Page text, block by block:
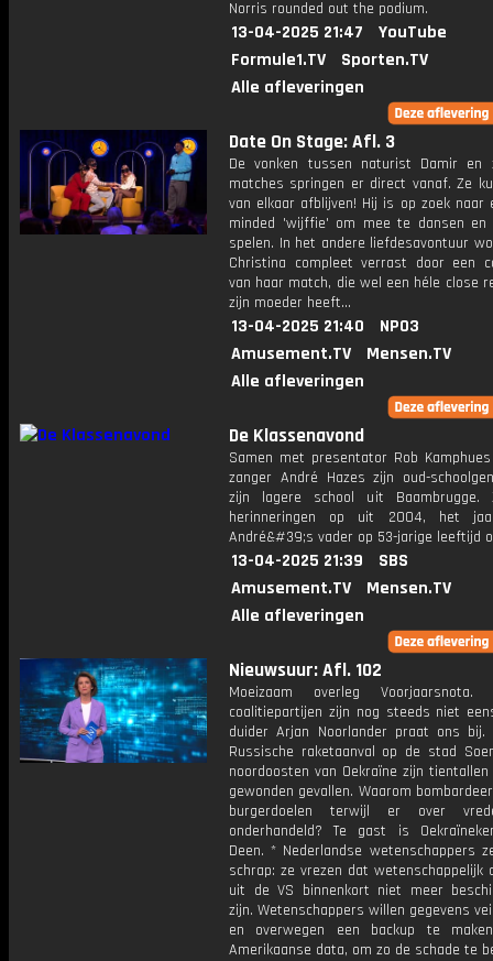
Norris rounded out the podium.
13-04-2025 21:47
YouTube
Formule1.TV
Sporten.TV
Alle afleveringen
Date On Stage: Afl. 3
De vonken tussen naturist Damir en
matches springen er direct vanaf. Ze
van elkaar afblijven! Hij is op zoek naar
minded 'wijffie' om mee te dansen
spelen. In het andere liefdesavontuur
Christina compleet verrast door een
van haar match, die wel een héle close
zijn moeder heeft...
13-04-2025 21:40
NPO3
Amusement.TV
Mensen.TV
Alle afleveringen
De Klassenavond
Samen met presentator Rob
zanger André Hazes zijn oud-
zijn lagere school uit Baambrugge.
herinneringen op uit 2004, het
André&#39;s vader op 53-jarige leeftijd
13-04-2025 21:39
SBS
Amusement.TV
Mensen.TV
Alle afleveringen
Nieuwsuur: Afl. 102
Moeizaam overleg
coalitiepartijen zijn nog steeds niet
duider Arjan Noorlander praat ons
Russische raketaanval op de stad
noordoosten van Oekraïne zijn
gewonden gevallen. Waarom
burgerdoelen terwijl er over
onderhandeld? Te gast is
Deen. * Nederlandse wetenschappers
schrap: ze vrezen dat wetenschappelijk
uit de VS binnenkort niet meer
zijn. Wetenschappers willen gegevens
en overwegen een backup te
Amerikaanse data, om zo de schade te